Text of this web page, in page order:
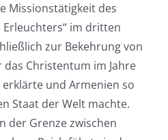
Missionstätigkeit des
Erleuchters“ im dritten
zur Bekehrung von
das Christentum im Jahre
und Armenien so
Staat der Welt machte.
der Grenze zwischen